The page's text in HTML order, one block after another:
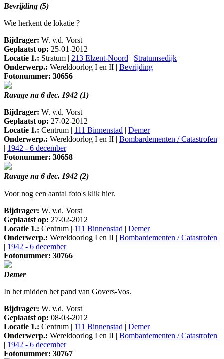
Bevrijding (5)
Wie herkent de lokatie ?
Bijdrager: W. v.d. Vorst
Geplaatst op: 25-01-2012
Locatie 1.: Stratum | 213 Elzent-Noord | Stratumsedijk
Onderwerp.: Wereldoorlog I en II | Bevrijding
Fotonummer: 30656
Ravage na 6 dec. 1942 (1)
Bijdrager: W. v.d. Vorst
Geplaatst op: 27-02-2012
Locatie 1.: Centrum | 111 Binnenstad | Demer
Onderwerp.: Wereldoorlog I en II | Bombardementen / Catastrofen
| 1942 - 6 december
Fotonummer: 30658
Ravage na 6 dec. 1942 (2)
Voor nog een aantal foto's klik hier.
Bijdrager: W. v.d. Vorst
Geplaatst op: 27-02-2012
Locatie 1.: Centrum | 111 Binnenstad | Demer
Onderwerp.: Wereldoorlog I en II | Bombardementen / Catastrofen
| 1942 - 6 december
Fotonummer: 30766
Demer
In het midden het pand van Govers-Vos.
Bijdrager: W. v.d. Vorst
Geplaatst op: 08-03-2012
Locatie 1.: Centrum | 111 Binnenstad | Demer
Onderwerp.: Wereldoorlog I en II | Bombardementen / Catastrofen
| 1942 - 6 december
Fotonummer: 30767